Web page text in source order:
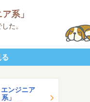
ア系」
た。
エンジニア
系」